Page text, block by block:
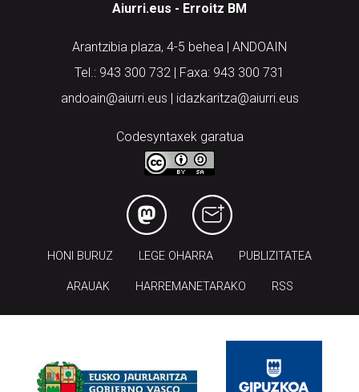
Aiurri.eus - Erroitz BM
Arantzibia plaza, 4-5 behea | ANDOAIN
Tel.: 943 300 732 | Faxa: 943 300 731
andoain@aiurri.eus | idazkaritza@aiurri.eus
Codesyntaxek garatua
HONI BURUZ LEGE OHARRA PUBLIZITATEA
ARAUAK HARREMANETARAKO RSS